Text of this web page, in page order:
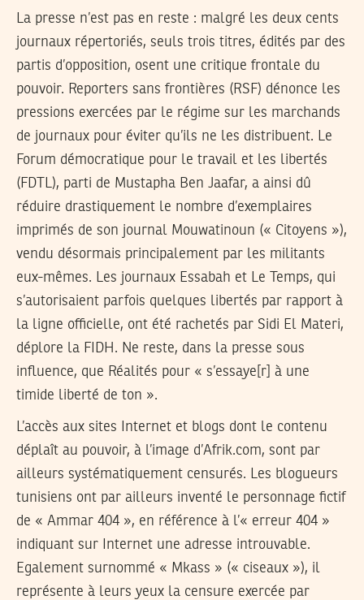
La presse n’est pas en reste : malgré les deux cents
journaux répertoriés, seuls trois titres, édités par des
partis d’opposition, osent une critique frontale du
pouvoir. Reporters sans frontières (RSF) dénonce les
pressions exercées par le régime sur les marchands
de journaux pour éviter qu’ils ne les distribuent. Le
Forum démocratique pour le travail et les libertés
(FDTL), parti de Mustapha Ben Jaafar, a ainsi dû
réduire drastiquement le nombre d’exemplaires
imprimés de son journal Mouwatinoun (« Citoyens »),
vendu désormais principalement par les militants
eux-mêmes. Les journaux Essabah et Le Temps, qui
s’autorisaient parfois quelques libertés par rapport à
la ligne officielle, ont été rachetés par Sidi El Materi,
déplore la FIDH. Ne reste, dans la presse sous
influence, que Réalités pour « s’essaye[r] à une
timide liberté de ton ».
L’accès aux sites Internet et blogs dont le contenu
déplaît au pouvoir, à l’image d’Afrik.com, sont par
ailleurs systématiquement censurés. Les blogueurs
tunisiens ont par ailleurs inventé le personnage fictif
de « Ammar 404 », en référence à l’« erreur 404 »
indiquant sur Internet une adresse introuvable.
Egalement surnommé « Mkass » (« ciseaux »), il
représente à leurs yeux la censure exercée par